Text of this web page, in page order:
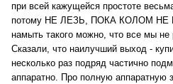
при всей кажущейся простоте
потому НЕ ЛЕЗЬ, ПОКА КОЛОМ
намыть такого можно, что все мы
Сказали, что наилучший выход -
несколько раз подряд частично
аппаратно. Про полную аппаратную